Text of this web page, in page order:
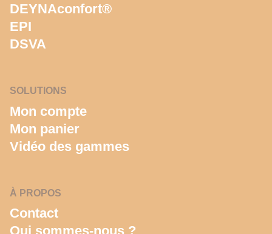
DEYNAconfort®
EPI
DSVA
SOLUTIONS
Mon compte
Mon panier
Vidéo des gammes
À PROPOS
Contact
Qui sommes-nous ?